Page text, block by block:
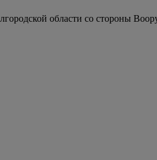
области со стороны